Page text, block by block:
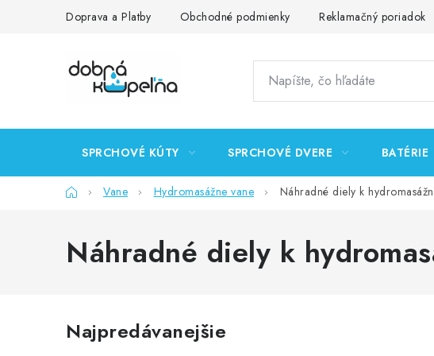
Doprava a Platby Obchodné podmienky Reklamačný poriadok
SPRCHOVÉ KÚTY SPRCHOVÉ DVERE BATÉRIE
DomovVane Hydromasážne vane Náhradné diely k
Náhradné diely k
Najpredávanejšie